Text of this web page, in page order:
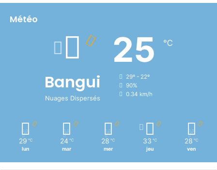
Météo
Bangui
Nuages Dispersés
25 ℃
29º - 22º
90%
0.34 km/h
29 ℃
lun
24 ℃
mar
28 ℃
mer
33 ℃
jeu
28 ℃
ven